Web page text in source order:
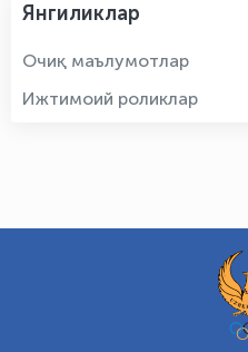
Янгиликлар
Очиқ маълумотлар
Ижтимоий роликлар